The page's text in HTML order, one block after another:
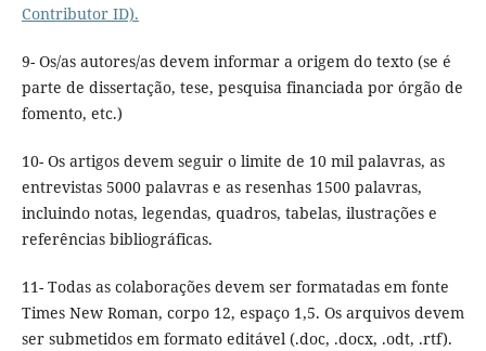
Contributor ID).
9- Os/as autores/as devem informar a origem do texto (se é
parte de dissertação, tese, pesquisa financiada por órgão de
fomento, etc.)
10- Os artigos devem seguir o limite de 10 mil palavras, as
entrevistas 5000 palavras e as resenhas 1500 palavras,
incluindo notas, legendas, quadros, tabelas, ilustrações e
referências bibliográficas.
11- Todas as colaborações devem ser formatadas em fonte
Times New Roman, corpo 12, espaço 1,5. Os arquivos devem
ser submetidos em formato editável (.doc, .docx, .odt, .rtf).